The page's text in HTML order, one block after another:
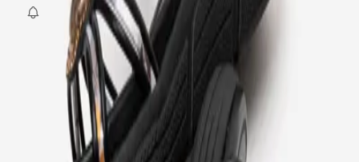
Fırsat Kombini Componenti Buraya Gelecek
ÜRÜN HAKKINDA